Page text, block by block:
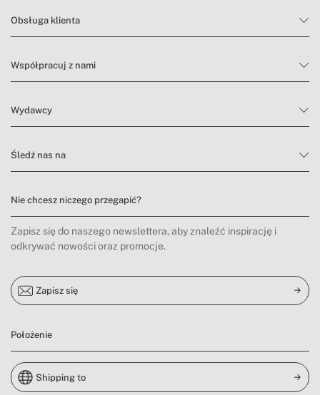
Obsługa klienta
Współpracuj z nami
Wydawcy
Śledź nas na
Nie chcesz niczego przegapić?
Zapisz się do naszego newslettera, aby znaleźć inspirację i
odkrywać nowości oraz promocje.
Zapisz się
Położenie
Shipping to